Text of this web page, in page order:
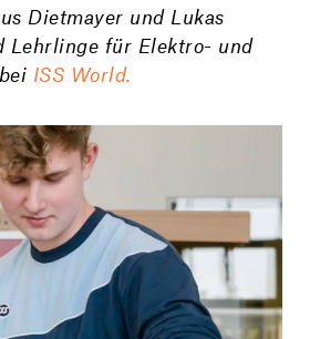
Dietmayer und Lukas
Lehrlinge für Elektro- und
ISS World.